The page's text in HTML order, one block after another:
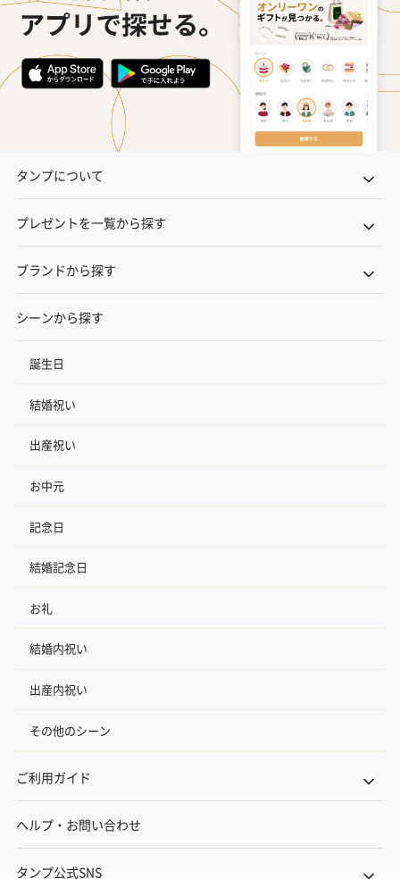
タンプについて
プレゼントを一覧から探す
ブランドから探す
シーンから探す
誕生日
結婚祝い
出産祝い
お中元
記念日
結婚記念日
お礼
結婚内祝い
出産内祝い
その他のシーン
ご利用ガイド
ヘルプ・お問い合わせ
タンプ公式SNS